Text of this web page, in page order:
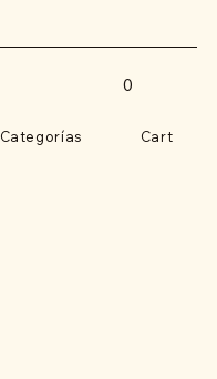
Categorías Cart
0